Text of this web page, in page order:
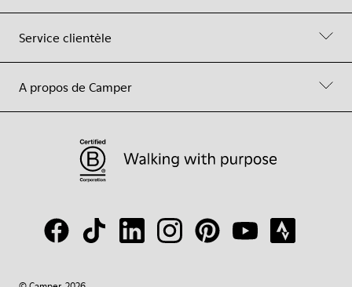
Service clientèle
A propos de Camper